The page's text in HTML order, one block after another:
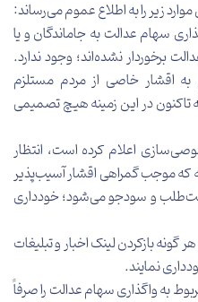
زیر را به اطلاع عموم می‌­رساند:
سهام عدالت به جاماندگان و یا
برخوردار نشده‌­اند؛ وجود ندارد.
به اقشار خاصی از مردم مستلزم
در این زمینه هیچ تصمیمی
اعلام کرده است، انتظار
که موجب گمراهی اقشار آسیب­‌پذیر
و سودجو می­‌شود؛ خودداری
بازکردن لینک اخبار و تبلیغات
نمایند.
به واگذاری سهام عدالت را صرفاً